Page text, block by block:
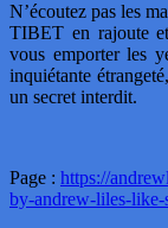
N’écoutez pas les
TIBET en rajoute
vous emporter les
inquiétante
un secret interdit.
Page : https://
by-andrew-liles-like-